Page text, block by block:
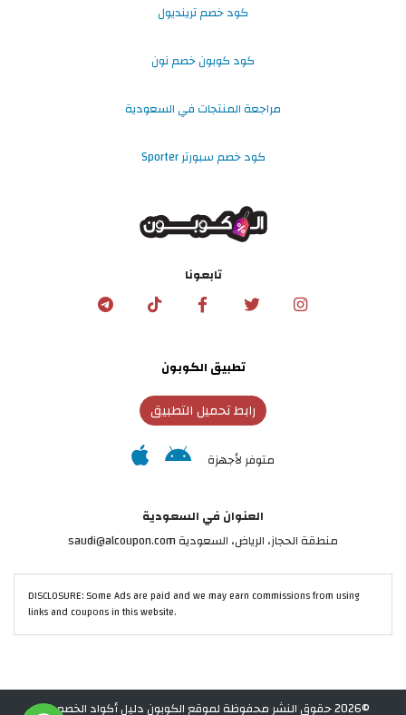
كود خصم ترينديول
كود كوبون خصم نون
مراجعة المنتجات في السعودية
كود خصم سبورتر Sporter
تابعونا
تطبيق الكوبون
رابط تحميل التطبيق
متوفر لأجهزة
العنوان في السعودية
منطقة الحجاز، الرياض، السعودية saudi@alcoupon.com
DISCLOSURE: Some Ads are paid and we may earn commissions from using
links and coupons in this website.
©2026 حقوق النشر محفوظة لموقع الكوبون دليل أكواد الخصم في